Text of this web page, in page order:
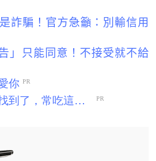
詐騙！官方急籲：別輸信用
」只能同意！不接受就不給